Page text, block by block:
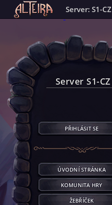
Server: S1-CZ
Server S1-CZ
PŘIHLÁSIT SE
ÚVODNÍ STRÁNKA
KOMUNITA HRY
ŽEBŘÍČEK